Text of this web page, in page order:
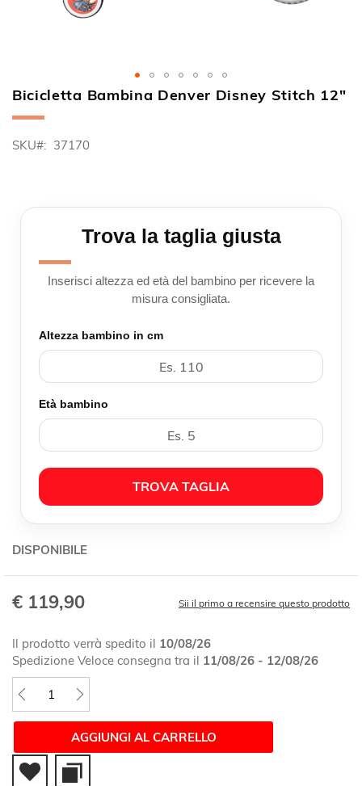
Bicicletta Bambina Denver Disney Stitch 12"
SKU 37170
Trova la taglia giusta
Inserisci altezza ed età del bambino per ricevere la
misura consigliata.
Altezza bambino in cm
Età bambino
TROVA TAGLIA
DISPONIBILE
€ 119,90 Sii il primo a recensire questo prodotto
Il prodotto verrà spedito il 10/08/26
Spedizione Veloce consegna tra il 11/08/26 - 12/08/26
AGGIUNGI AL CARRELLO
Vai
all'inizio
galleria